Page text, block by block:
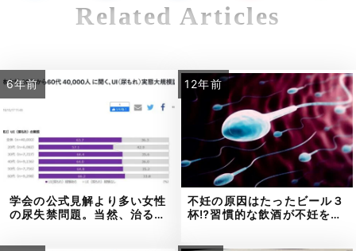
Related Articles
6年前
学会の公式見解より多い女性
の尿失禁問題。当然、治る…
12年前
不妊の原因はたったビール３
杯⁉習慣的な飲酒が不妊を…